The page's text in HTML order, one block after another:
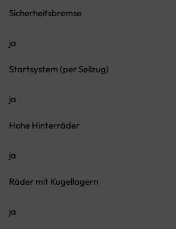
Sicherheitsbremse
ja
Startsystem (per Seilzug)
ja
Hohe Hinterräder
ja
Räder mit Kugellagern
ja